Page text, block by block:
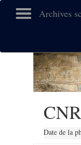
Archives
Date de la